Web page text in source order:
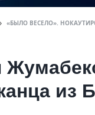
«БЫЛО ВЕСЕЛО».
из